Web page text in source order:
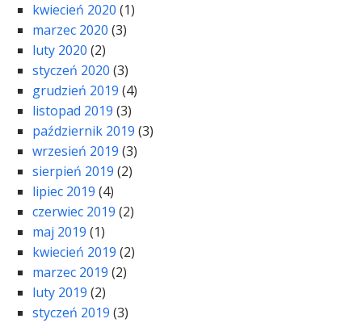
kwiecień 2020 (1)
marzec 2020 (3)
luty 2020 (2)
styczeń 2020 (3)
grudzień 2019 (4)
listopad 2019 (3)
październik 2019 (3)
wrzesień 2019 (3)
sierpień 2019 (2)
lipiec 2019 (4)
czerwiec 2019 (2)
maj 2019 (1)
kwiecień 2019 (2)
marzec 2019 (2)
luty 2019 (2)
styczeń 2019 (3)